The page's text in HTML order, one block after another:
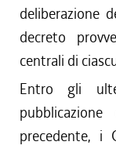
deliberazione
decreto
centrali di
Entro gli
precedente, i